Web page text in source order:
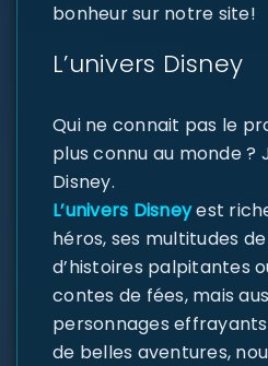
bonheur sur notre site!
L’univers Disney
Qui ne connait pas le
plus connu au monde ?
Disney.
L’univers Disneyest
héros, ses multitudes
d’histoires palpitantes
contes de fées, mais
personnages
de belles aventures,